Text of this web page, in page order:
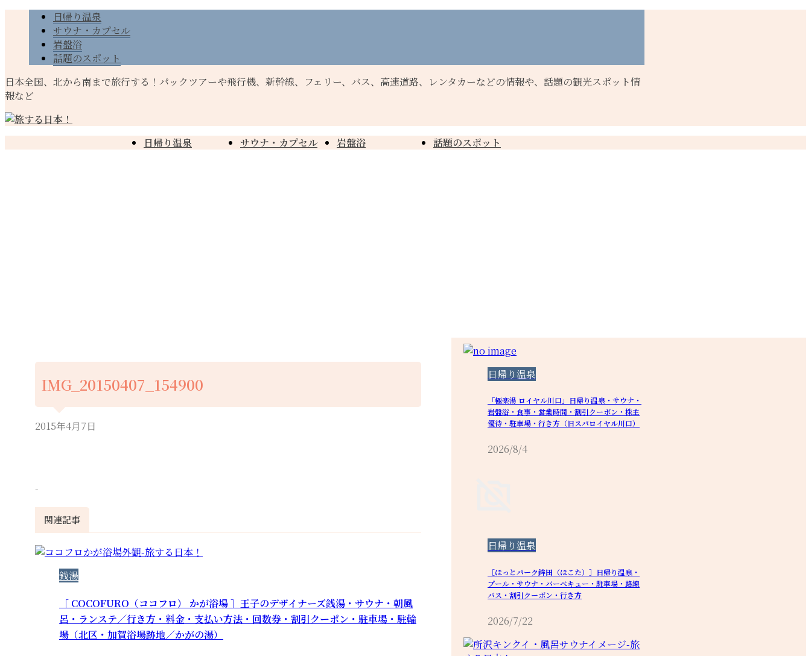
日帰り温泉
サウナ・カプセル
岩盤浴
話題のスポット
日本全国、北から南まで旅行する！パックツアーや飛行機、新幹線、フェリー、バス、高速道路、レンタカーなどの情報や、話題の観光スポット情
報など
日帰り温泉 サウナ・カプセル 岩盤浴 話題のスポット
IMG_20150407_154900
2015年4月7日
-
関連記事
銭湯
［ COCOFURO（ココフロ） かが浴場 ］王子のデザイナーズ銭湯・サウナ・朝風
呂・ランステ／行き方・料金・支払い方法・回数券・割引クーポン・駐車場・駐輪
場（北区・加賀浴場跡地／かがの湯）
日帰り温泉
「極楽湯 ロイヤル川口」日帰り温泉・サウナ・
岩盤浴・食事・営業時間・割引クーポン・株主
優待・駐車場・行き方（旧スパロイヤル川口）
2026/8/4
日帰り温泉
［ほっとパーク鉾田（ほこた）］日帰り温泉・
プール・サウナ・バーベキュー・駐車場・路線
バス・割引クーポン・行き方
2026/7/22